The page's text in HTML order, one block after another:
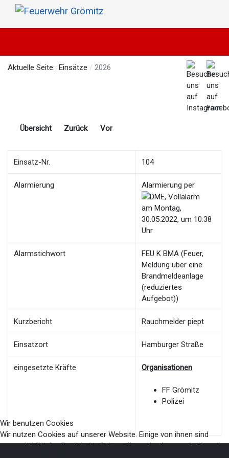
Aktuelle Seite: Einsätze 2026
Übersicht Zurück Vor
Einsatz-Nr. 104
Alarmierung Alarmierung per
am Montag,
30.05.2022, um 10:38
Uhr
Alarmstichwort
FEU K BMA (Feuer,
Meldung über eine
Brandmeldeanlage
(reduziertes
Aufgebot))
Kurzbericht Rauchmelder piept
Einsatzort Hamburger Straße
eingesetzte Kräfte Organisationen
FF Grömitz
Polizei
Wir benutzen Cookies
Wir nutzen Cookies auf unserer Website. Einige von ihnen sind
essenziell für den Betrieb der Seite, während andere uns helfen,